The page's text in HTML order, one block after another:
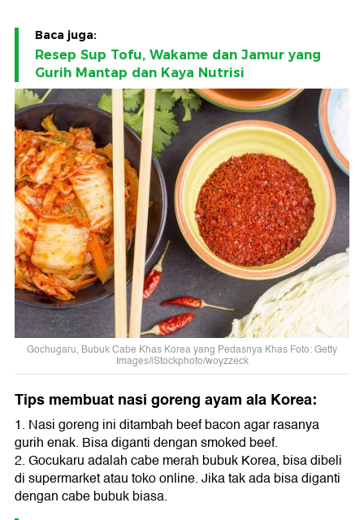
Baca juga:
Resep Sup Tofu, Wakame dan Jamur yang
Gurih Mantap dan Kaya Nutrisi
Gochugaru, Bubuk Cabe Khas Korea yang Pedasnya Khas Foto: Getty
Images/iStockphoto/woyzzeck
Tips membuat nasi goreng ayam ala Korea:
1. Nasi goreng ini ditambah beef bacon agar rasanya
gurih enak. Bisa diganti dengan smoked beef.
2. Gocukaru adalah cabe merah bubuk Korea, bisa dibeli
di supermarket atau toko online. Jika tak ada bisa diganti
dengan cabe bubuk biasa.